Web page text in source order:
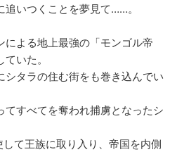
追いつくことを夢見て……。
による地上最強の「モンゴル帝
いた。
シタラの住む街をも巻き込んでい
すべてを奪われ捕虜となったシ
て王族に取り入り、帝国を内側